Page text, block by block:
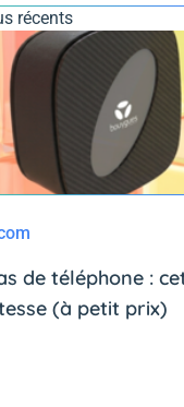
récents
de téléphone :
(à petit prix)